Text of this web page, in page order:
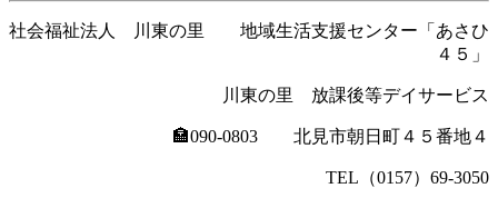
社会福祉法人 川東の里 地域生活支援センター「あさひ
４５」
川東の里 放課後等デイサービス
🏣090-0803 北見市朝日町４５番地４
TEL（0157）69-3050